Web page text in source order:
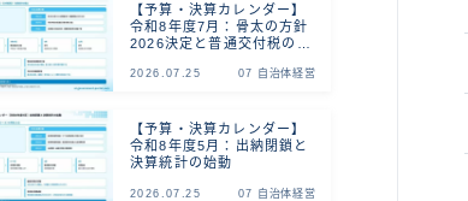
【予算・決算カレンダー】
令和8年度7月：骨太の方針
2026決定と普通交付税の算
2026.07.25 07 自治体経営
【予算・決算カレンダー】
令和8年度5月：出納閉鎖と
決算統計の始動
2026.07.25 07 自治体経営